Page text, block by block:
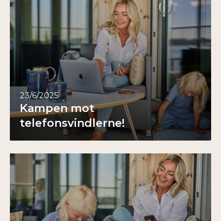
23/6/2025
Kampen mot
telefonsvindlerne!